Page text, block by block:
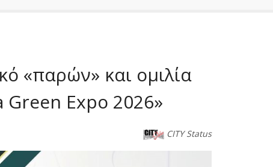
«παρών» και ομιλία
Expo 2026»
CITY Status